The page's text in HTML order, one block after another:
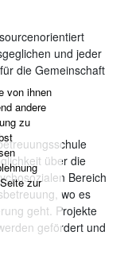
von ihnen
andere
zu
zur
und jeder
die Gemeinschaft
über die
Bereich
wo es
geht. Projekte
gefördert und